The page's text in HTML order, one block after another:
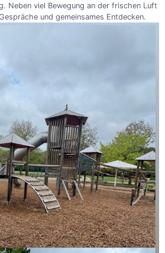
Neben viel Bewegung an der frischen Luft
und gemeinsames Entdecken.